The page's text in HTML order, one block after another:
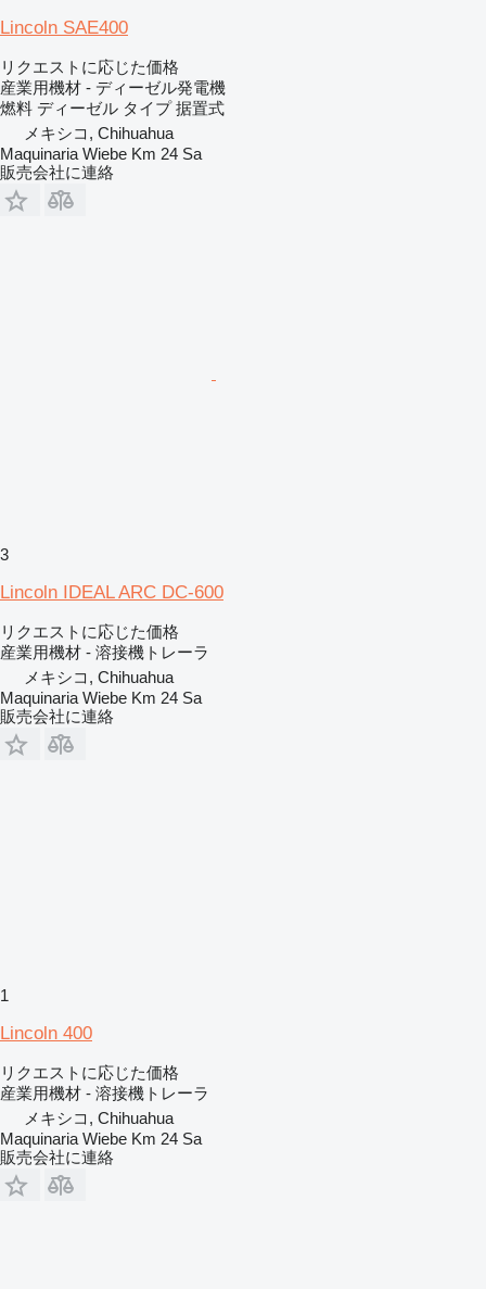
Lincoln SAE400
リクエストに応じた価格
産業用機材 - ディーゼル発電機
燃料 ディーゼル タイプ 据置式
メキシコ, Chihuahua
Maquinaria Wiebe Km 24 Sa
販売会社に連絡
3
Lincoln IDEAL ARC DC-600
リクエストに応じた価格
産業用機材 - 溶接機トレーラ
メキシコ, Chihuahua
Maquinaria Wiebe Km 24 Sa
販売会社に連絡
1
Lincoln 400
リクエストに応じた価格
産業用機材 - 溶接機トレーラ
メキシコ, Chihuahua
Maquinaria Wiebe Km 24 Sa
販売会社に連絡